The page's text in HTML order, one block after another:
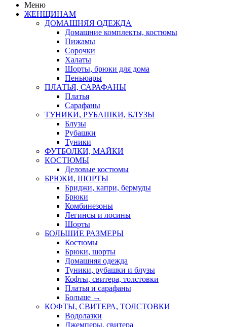
Меню
ЖЕНЩИНАМ
ДОМАШНЯЯ ОДЕЖДА
Домашние комплекты, костюмы
Пижамы
Сорочки
Халаты
Шорты, брюки для дома
Пеньюары
ПЛАТЬЯ, САРАФАНЫ
Платья
Сарафаны
ТУНИКИ, РУБАШКИ, БЛУЗЫ
Блузы
Рубашки
Туники
ФУТБОЛКИ, МАЙКИ
КОСТЮМЫ
Деловые костюмы
БРЮКИ, ШОРТЫ
Бриджи, капри, бермуды
Брюки
Комбинезоны
Легинсы и лосины
Шорты
БОЛЬШИЕ РАЗМЕРЫ
Костюмы
Брюки, шорты
Домашняя одежда
Туники, рубашки и блузы
Кофты, свитера, толстовки
Платья и сарафаны
Больше →
КОФТЫ, СВИТЕРА, ТОЛСТОВКИ
Водолазки
Джемперы, свитера